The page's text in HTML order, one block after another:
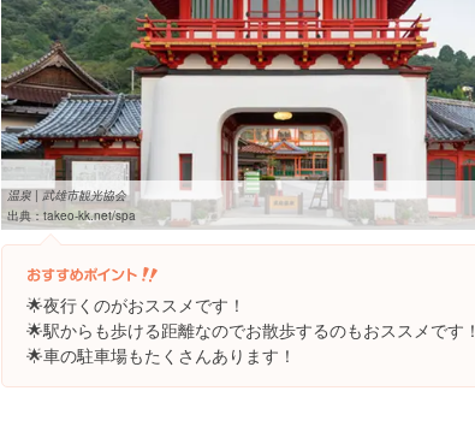
温泉 | 武雄市観光協会
出典：takeo-kk.net/spa
🌟夜行くのがおススメです！
🌟駅からも歩ける距離なのでお散歩するのもおススメです！
🌟車の駐車場もたくさんあります！